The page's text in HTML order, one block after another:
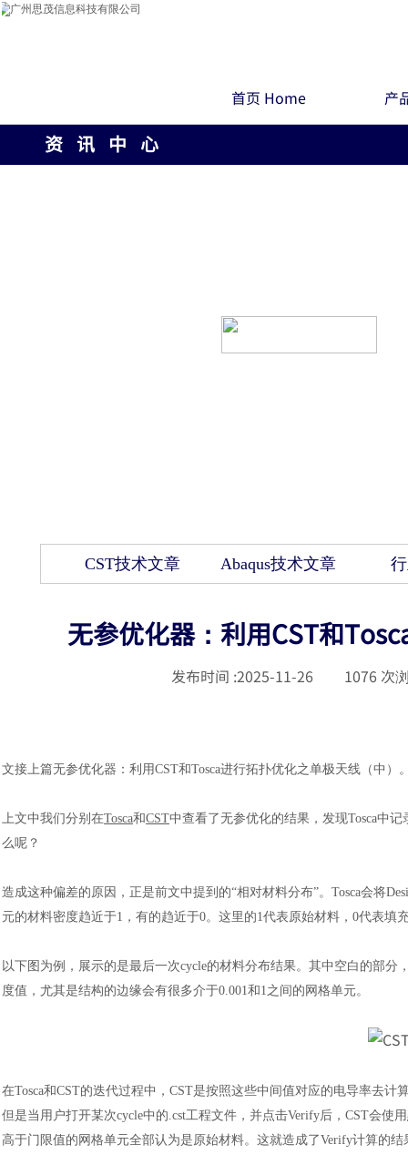
首页 Home 产
资 讯 中 心
CST技术文章 Abaqus技术文章
无参优化器：利用CST和
发布时间 :2025-11-26 1076 次
文接上篇无参优化器： 利用CST和Tosca进行拓扑优化之单极天线（中）
上文中我们分别在Tosca和CST中查看了无参优化的结果，发现Tosca中
么呢？
造成这种偏差的原因，正是前文中提到的“相对材料分布”。Tosca会将
元的材料密度趋近于1，有的趋近于0。这里的1代表原始材料，0代表填
以下图为例，展示的是最后一次cycle的材料分布结果。其中空白的部分
度值，尤其是结构的边缘会有很多介于0.001和1之间的网格单元。
在Tosca和CST的迭代过程中，CST是按照这些中间值对应的电导率去计
但是当用户打开某次cycle中的.cst工程文件，并点击Verify后，CST会使
高于门限值的网格单元全部认为是原始材料。这就造成了Verify计算的结